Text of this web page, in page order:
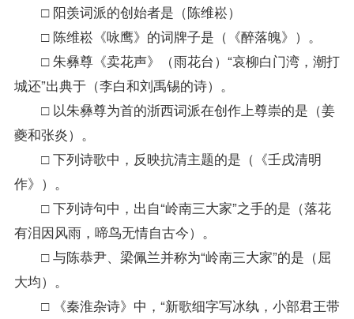
□ 阳羡词派的创始者是（陈维崧）
□ 陈维崧《咏鹰》的词牌子是（《醉落魄》）。
□ 朱彝尊《卖花声》（雨花台）“哀柳白门湾，潮打
城还”出典于（李白和刘禹锡的诗）。
□ 以朱彝尊为首的浙西词派在创作上尊崇的是（姜
夔和张炎）。
□ 下列诗歌中，反映抗清主题的是（《壬戌清明
作》）。
□ 下列诗句中，出自“岭南三大家”之手的是（落花
有泪因风雨，啼鸟无情自古今）。
□ 与陈恭尹、梁佩兰并称为“岭南三大家”的是（屈
大均）。
□ 《秦淮杂诗》中，“新歌细字写冰纨，小部君王带